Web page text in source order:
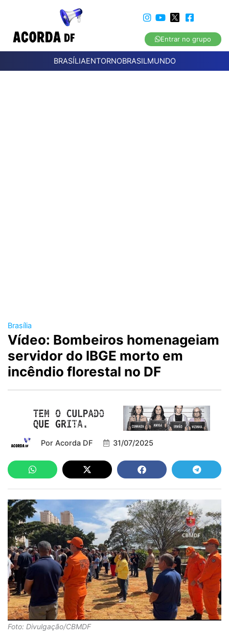
Entrar no grupo
BRASÍLIAENTORNOBRASILMUNDO
Brasília
Vídeo: Bombeiros homenageiam
servidor do IBGE morto em
incêndio florestal no DF
Por Acorda DF 31/07/2025
Foto: Divulgação/CBMDF